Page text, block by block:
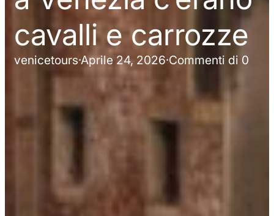
cavalli e carrozze
venicetours·Aprile 24, 2026·Commenti di 0